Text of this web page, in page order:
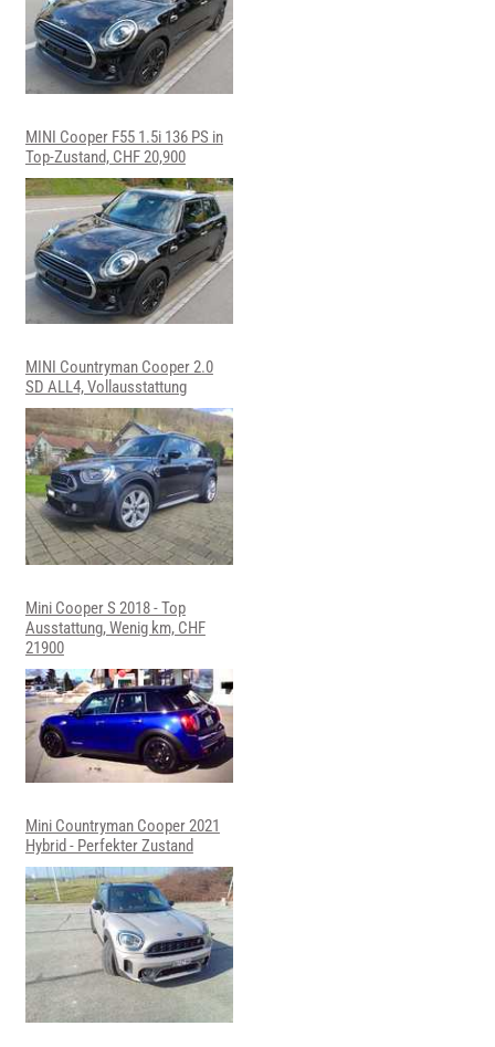
MINI Cooper F55 1.5i 136 PS in
Top-Zustand, CHF 20,900
MINI Countryman Cooper 2.0
SD ALL4, Vollausstattung
Mini Cooper S 2018 - Top
Ausstattung, Wenig km, CHF
21900
Mini Countryman Cooper 2021
Hybrid - Perfekter Zustand